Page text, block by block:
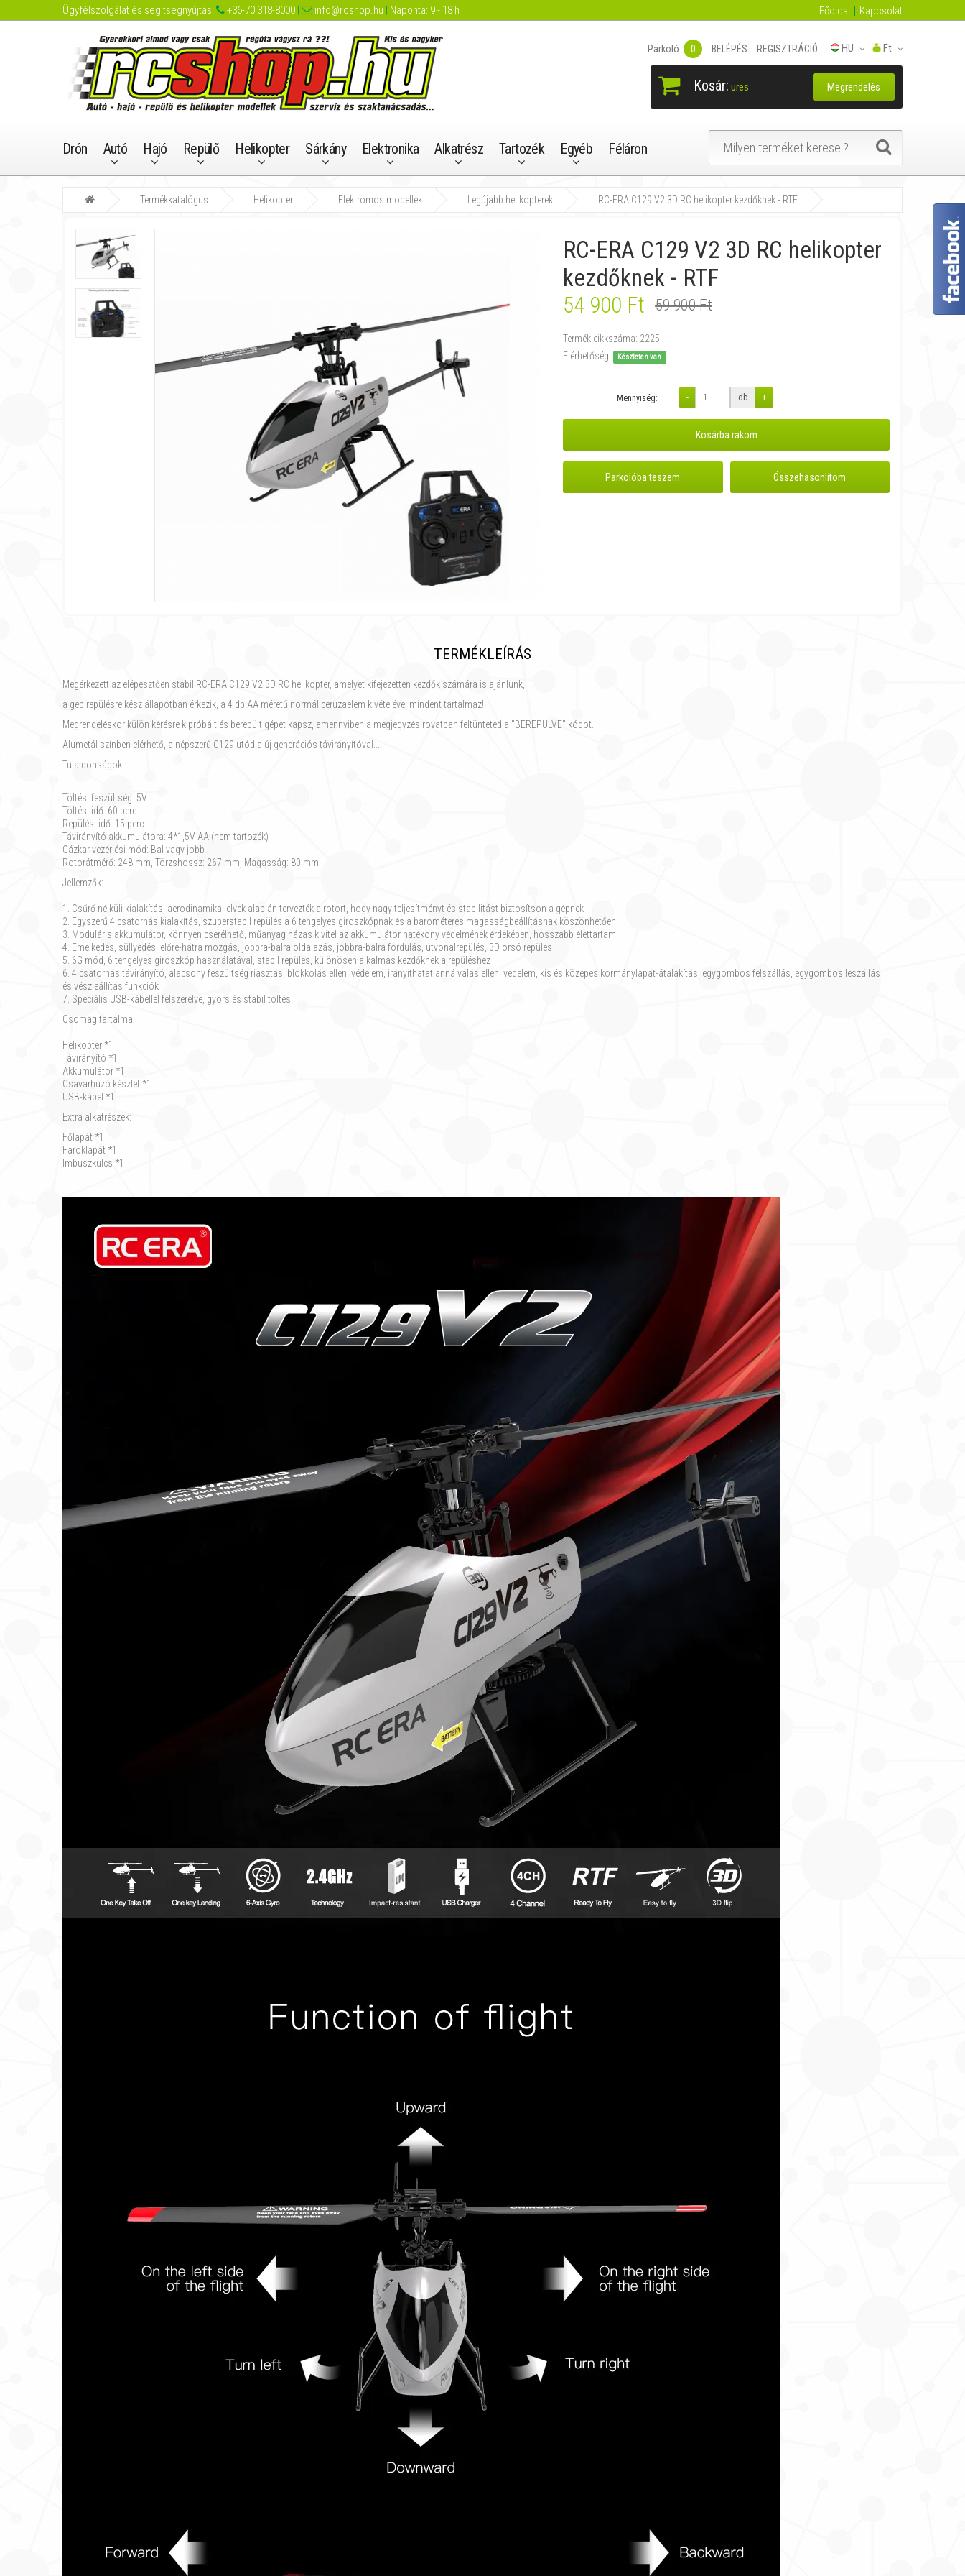
Ügyfélszolgálat és segítségnyújtás: +36-70 318-8000 | info@rcshop.hu | Naponta: 9 - 18 h Főoldal Kapcsolat
Ft
HU
Parkoló 0 BELÉPÉS REGISZTRÁCIÓ
Kosár: üres Megrendelés
Drón Autó Hajó Repülő Helikopter Sárkány Elektronika Alkatrész Tartozék Egyéb Féláron
Termékkatalógus Helikopter Elektromos modellek Legújabb helikopterek RC-ERA C129 V2 3D RC helikopter kezdőknek - RTF
RC-ERA C129 V2 3D RC helikopter
kezdőknek - RTF
54 900 Ft 59 900 Ft
Termék cikkszáma: 2225
Elérhetőség:
Készleten van
Mennyiség: - db +
Kosárba rakom
Parkolóba teszem Összehasonlítom
TERMÉKLEÍRÁS
Megérkezett az elépesztően stabil RC-ERA C129 V2 3D RC helikopter, amelyet kifejezetten kezdők számára is ajánlunk,
a gép repülésre kész állapotban érkezik, a 4 db AA méretű normál ceruzaelem kivételével mindent tartalmaz!
Megrendeléskor külön kérésre kipróbált és berepült gépet kapsz, amennyiben a megjegyzés rovatban feltünteted a "BEREPÜLVE" kódot.
Alumetál színben elérhető, a népszerű C129 utódja új generációs távirányítóval...
Tulajdonságok:
Töltési feszültség: 5V
Töltési idő: 60 perc
Repülési idő: 15 perc
Távirányító akkumulátora: 4*1,5V AA (nem tartozék)
Gázkar vezérlési mód: Bal vagy jobb
Rotorátmérő: 248 mm, Törzshossz: 267 mm, Magasság: 80 mm
Jellemzők:
1. Csűrő nélküli kialakítás, aerodinamikai elvek alapján tervezték a rotort, hogy nagy teljesítményt és stabilitást biztosítson a gépnek
2. Egyszerű 4 csatornás kialakítás, szuperstabil repülés a 6 tengelyes giroszkópnak és a barométeres magasságbeállításnak köszönhetően
3. Moduláris akkumulátor, könnyen cserélhető, műanyag házas kivitel az akkumulátor hatékony védelmének érdekében, hosszabb élettartam
4. Emelkedés, süllyedés, előre-hátra mozgás, jobbra-balra oldalazás, jobbra-balra fordulás, útvonalrepülés, 3D orsó repülés
5. 6G mód, 6 tengelyes giroszkóp használatával, stabil repülés, különösen alkalmas kezdőknek a repüléshez
6. 4 csatornás távirányító, alacsony feszültség riasztás, blokkolás elleni védelem, irányíthatatlanná válás elleni védelem, kis és közepes kormánylapát-átalakítás, egygombos felszállás, egygombos leszállás
és vészleállítás funkciók
7. Speciális USB-kábellel felszerelve, gyors és stabil töltés
Csomag tartalma:
Helikopter *1
Távirányító *1
Akkumulátor *1
Csavarhúzó készlet *1
USB-kábel *1
Extra alkatrészek:
Főlapát *1
Faroklapát *1
Imbuszkulcs *1